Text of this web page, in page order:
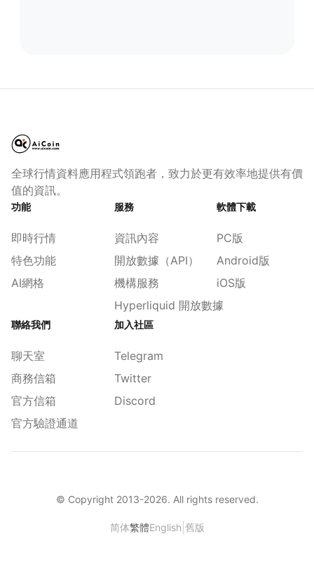
全球行情資料應用程式領跑者，致力於更有效率地提供有價
值的資訊。
功能
即時行情
特色功能
AI網格
服務
資訊內容
開放數據（API）
機構服務
Hyperliquid 開放數據
軟體下載
PC版
Android版
iOS版
聯絡我們
聊天室
商務信箱
官方信箱
官方驗證通道
加入社區
Telegram
Twitter
Discord
© Copyright 2013-2026. All rights reserved.
简体繁體English 舊版